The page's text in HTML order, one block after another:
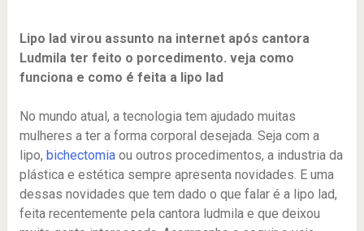
Lipo lad virou assunto na internet após cantora
Ludmila ter feito o porcedimento. veja como
funciona e como é feita a lipo lad
No mundo atual, a tecnologia tem ajudado muitas
mulheres a ter a forma corporal desejada. Seja com a
lipo, bichectomiaou outros procedimentos, a industria da
plástica e estética sempre apresenta novidades. E uma
dessas novidades que tem dado o que falar é a lipo lad,
feita recentemente pela cantora ludmila e que deixou